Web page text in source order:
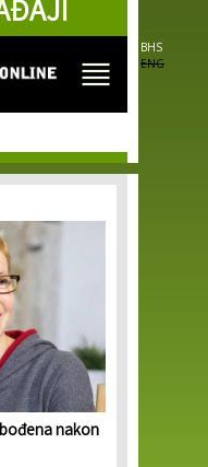
BHS
ENG
nakon